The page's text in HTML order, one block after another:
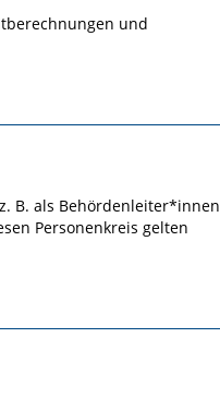
und
B. als Behördenleiter*innen
Personenkreis gelten